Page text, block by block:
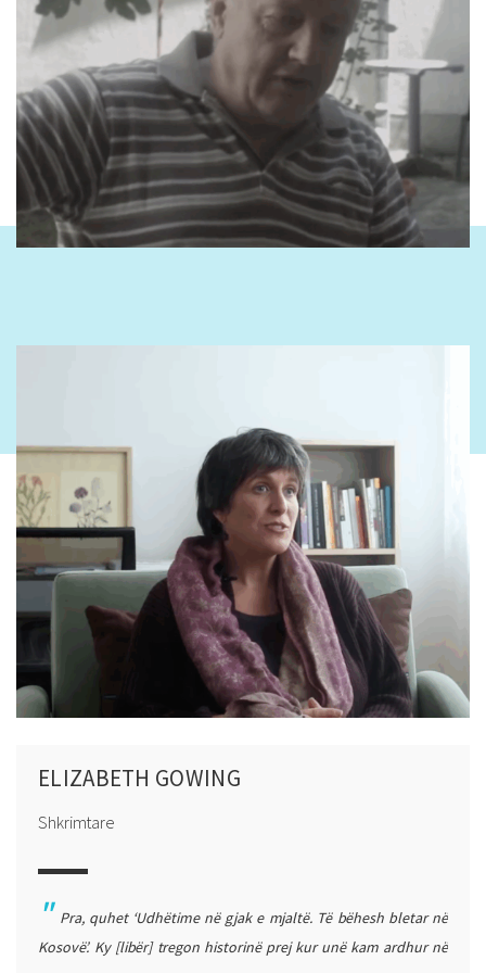
mëdha në Prishtinë. Edhe ata erdhën me menxi me shumë
probleme deri në fshat, deri tek ne, kur e kanë pa sa njeri ishte
mbledhë, sa populli, fqinjët tonë thanë, ‘Çka është kjo?’ Dhe
tash këta nuk e kuptonin këta që kishin ardhur nga ana e nanës,
nuk mundnin me e kuptu që shqiptarët kishin ardhur në
varrimin e babës tim. Dhe një Miftari i cili ka punuar në komunë
me babën tim të ndjerë po e mbanë fjalimin dhe po qanë. Dhe
kjo bash po u dukej e pakjartë njerëzve. Mirëpo shihej që ky
mjedis në të cilin kemi jetuar, këta njerëz, nuk janë marrë me
ELIZABETH GOWING
Shkrimtare
Pra, quhet ‘Udhëtime në gjak e mjaltë. Të bëhesh bletar në
Kosovë’. Ky [libër] tregon historinë prej kur unë kam ardhur në